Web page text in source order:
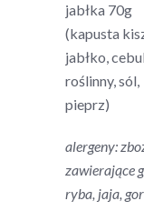
jabłka 70g
(kapusta
jabłko,
roślinny, sól,
pieprz)
alergeny:
zawierające
ryba, jaja,